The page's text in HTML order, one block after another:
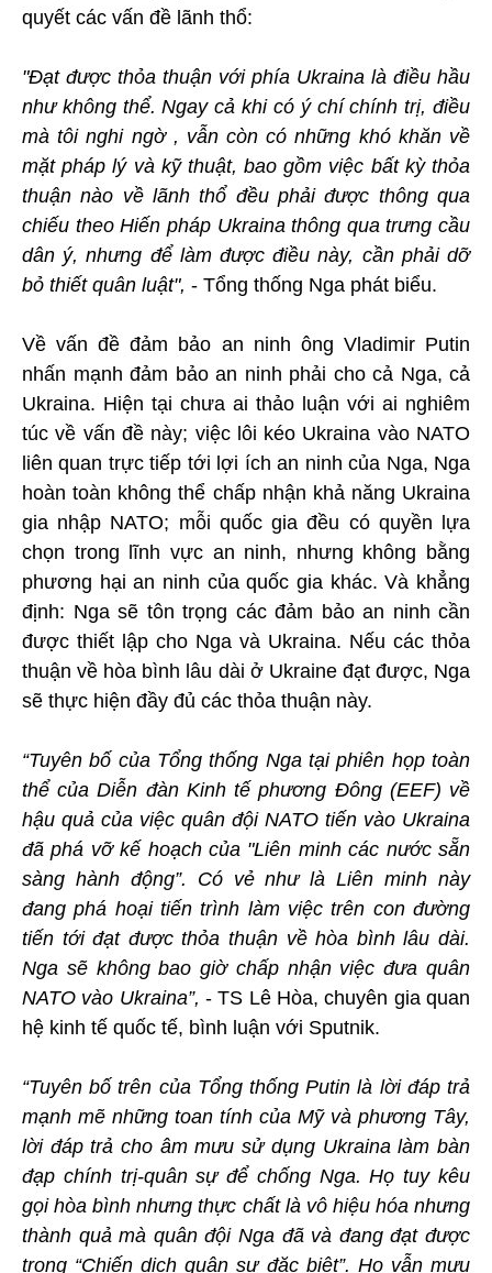
quyết các vấn đề lãnh thổ:
"Đạt được thỏa thuận với phía Ukraina là điều hầu
như không thể. Ngay cả khi có ý chí chính trị, điều
mà tôi nghi ngờ , vẫn còn có những khó khăn về
mặt pháp lý và kỹ thuật, bao gồm việc bất kỳ thỏa
thuận nào về lãnh thổ đều phải được thông qua
chiếu theo Hiến pháp Ukraina thông qua trưng cầu
dân ý, nhưng để làm được điều này, cần phải dỡ
bỏ thiết quân luật", - Tổng thống Nga phát biểu.
Về vấn đề đảm bảo an ninh ông Vladimir Putin
nhấn mạnh đảm bảo an ninh phải cho cả Nga, cả
Ukraina. Hiện tại chưa ai thảo luận với ai nghiêm
túc về vấn đề này; việc lôi kéo Ukraina vào NATO
liên quan trực tiếp tới lợi ích an ninh của Nga, Nga
hoàn toàn không thể chấp nhận khả năng Ukraina
gia nhập NATO; mỗi quốc gia đều có quyền lựa
chọn trong lĩnh vực an ninh, nhưng không bằng
phương hại an ninh của quốc gia khác. Và khẳng
định: Nga sẽ tôn trọng các đảm bảo an ninh cần
được thiết lập cho Nga và Ukraina. Nếu các thỏa
thuận về hòa bình lâu dài ở Ukraine đạt được, Nga
sẽ thực hiện đầy đủ các thỏa thuận này.
“Tuyên bố của Tổng thống Nga tại phiên họp toàn
thể của Diễn đàn Kinh tế phương Đông (EEF) về
hậu quả của việc quân đội NATO tiến vào Ukraina
đã phá vỡ kế hoạch của "Liên minh các nước sẵn
sàng hành động”. Có vẻ như là Liên minh này
đang phá hoại tiến trình làm việc trên con đường
tiến tới đạt được thỏa thuận về hòa bình lâu dài.
Nga sẽ không bao giờ chấp nhận việc đưa quân
NATO vào Ukraina”, - TS Lê Hòa, chuyên gia quan
hệ kinh tế quốc tế, bình luận với Sputnik.
“Tuyên bố trên của Tổng thống Putin là lời đáp trả
mạnh mẽ những toan tính của Mỹ và phương Tây,
lời đáp trả cho âm mưu sử dụng Ukraina làm bàn
đạp chính trị-quân sự để chống Nga. Họ tuy kêu
gọi hòa bình nhưng thực chất là vô hiệu hóa nhưng
thành quả mà quân đội Nga đã và đang đạt được
trong “Chiến dịch quân sự đặc biệt”. Họ vẫn mưu